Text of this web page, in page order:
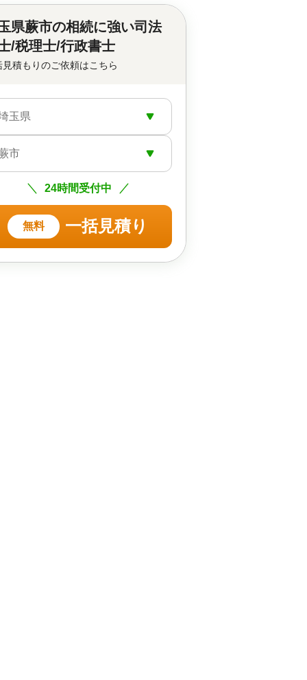
県蕨市の相続に強い司法
/税理士/行政書士
見積もりのご依頼はこちら
玉県
市
24時間受付中
無料 一括見積り